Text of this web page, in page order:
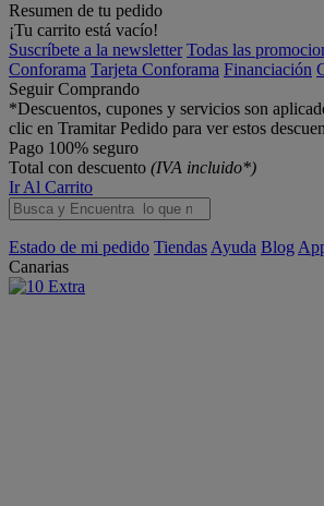
Resumen de tu pedido
¡Tu carrito está vacío!
Suscríbete a la newsletter Todas las
Conforama Tarjeta Conforama Financiación
Seguir Comprando
*Descuentos, cupones y servicios son
clic en Tramitar Pedido para ver estos
Pago 100% seguro
Total con descuento (IVA incluido*)
Ir Al Carrito
Estado de mi pedido Tiendas Ayuda Blog
Canarias